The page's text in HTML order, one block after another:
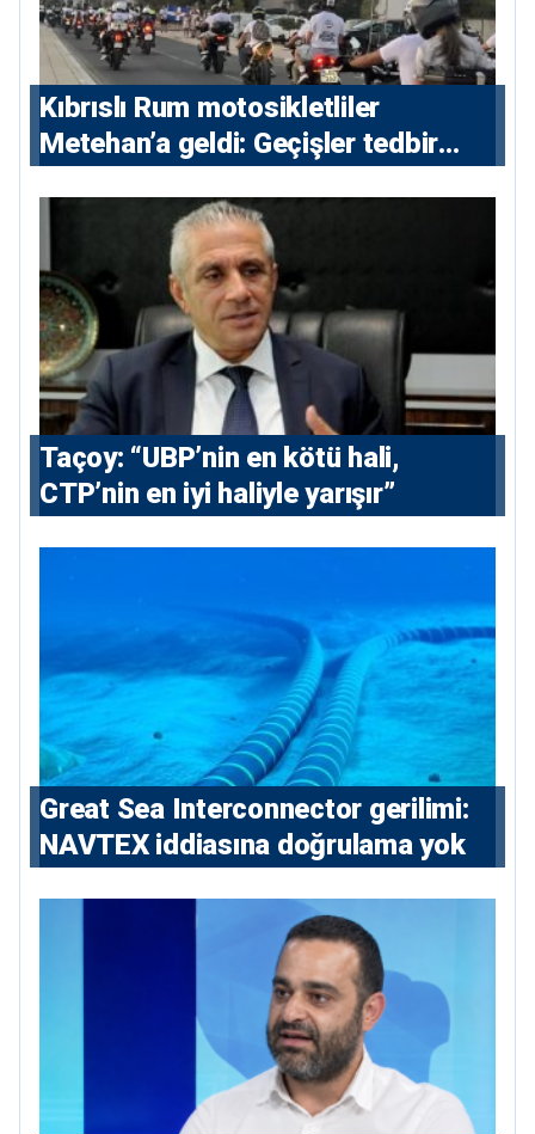
Kıbrıslı Rum motosikletliler
Metehan’a geldi: Geçişler tedbir
Taçoy: “UBP’nin en kötü hali,
CTP’nin en iyi haliyle yarışır”
Great Sea Interconnector gerilimi:
NAVTEX iddiasına doğrulama yok